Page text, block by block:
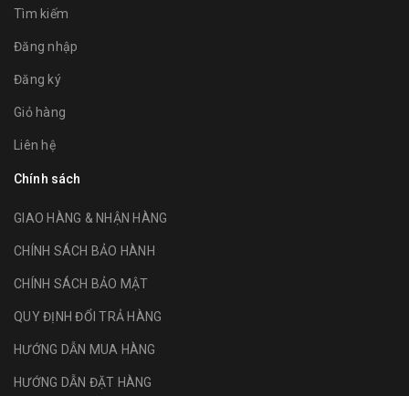
Tìm kiếm
Đăng nhập
Đăng ký
Giỏ hàng
Liên hệ
Chính sách
GIAO HÀNG & NHẬN HÀNG
CHÍNH SÁCH BẢO HÀNH
CHÍNH SÁCH BẢO MẬT
QUY ĐỊNH ĐỔI TRẢ HÀNG
HƯỚNG DẪN MUA HÀNG
HƯỚNG DẪN ĐẶT HÀNG